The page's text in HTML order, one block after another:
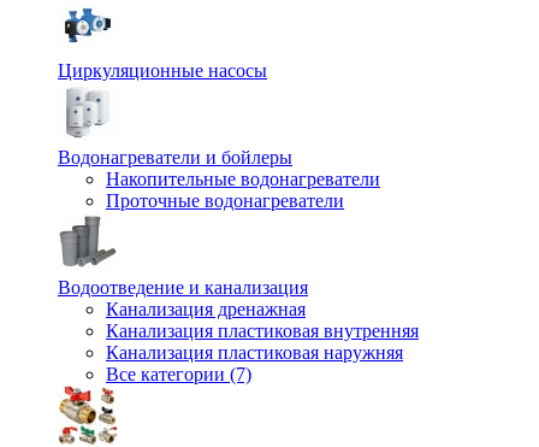
Циркуляционные насосы
Водонагреватели и бойлеры
Накопительные водонагреватели
Проточные водонагреватели
Водоотведение и канализация
Канализация дренажная
Канализация пластиковая внутренняя
Канализация пластиковая наружняя
Все категории (7)